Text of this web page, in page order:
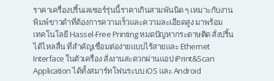
ราคาเครื่องปริ้นเลเซอร์รุ่นนี้ราคาเกินสามพันนิด ๆ เหมาะกับงาน
พิมพ์ขาวดำที่ต้องการความเร็วและความละเอียดสูง มาพร้อม
เทคโนโลยี Hassel-Free Printing หมดปัญหากระดาษติด สั่งปริ้น
ได้ไหลลื่น ที่สำคัญเชื่อมต่อง่ายแบบไร้สายและ Ethernet
Interface ในตัวเครื่อง สั่งงานสะดวกผ่านแอป iPrint&Scan
Application ได้ทั้งสมาร์ทโฟนระบบ iOS และ Android